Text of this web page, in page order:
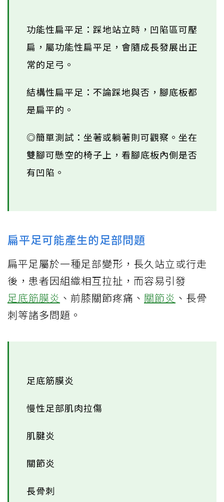
功能性扁平足：踩地站立時，凹陷區可壓
扁，屬功能性扁平足，會隨成長發展出正
常的足弓。
結構性扁平足：不論踩地與否，腳底板都
是扁平的。
◎簡單測試：坐著或躺著則可觀察。坐在
雙腳可懸空的椅子上，看腳底板內側是否
有凹陷。
扁平足可能產生的足部問題
扁平足屬於一種足部變形，長久站立或行走
後，患者因組織相互拉扯，而容易引發
足底筋膜炎 、前膝關節疼痛、 關節炎 、長骨
刺等諸多問題。
足底筋膜炎
慢性足部肌肉拉傷
肌腱炎
關節炎
長骨刺